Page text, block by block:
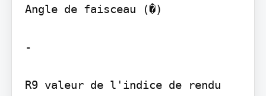
Angle de faisceau (�)
-
R9 valeur de l'indice de rendu